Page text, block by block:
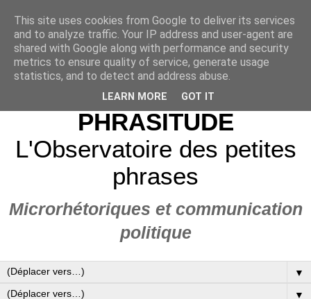
PHRASITUDE
L'Observatoire des petites
phrases
Microrhétoriques et communication
politique
▼
▼
This site uses cookies from Google to deliver its services
and to analyze traffic. Your IP address and user-agent are
shared with Google along with performance and security
metrics to ensure quality of service, generate usage
statistics, and to detect and address abuse.
LEARN MORE GOT IT